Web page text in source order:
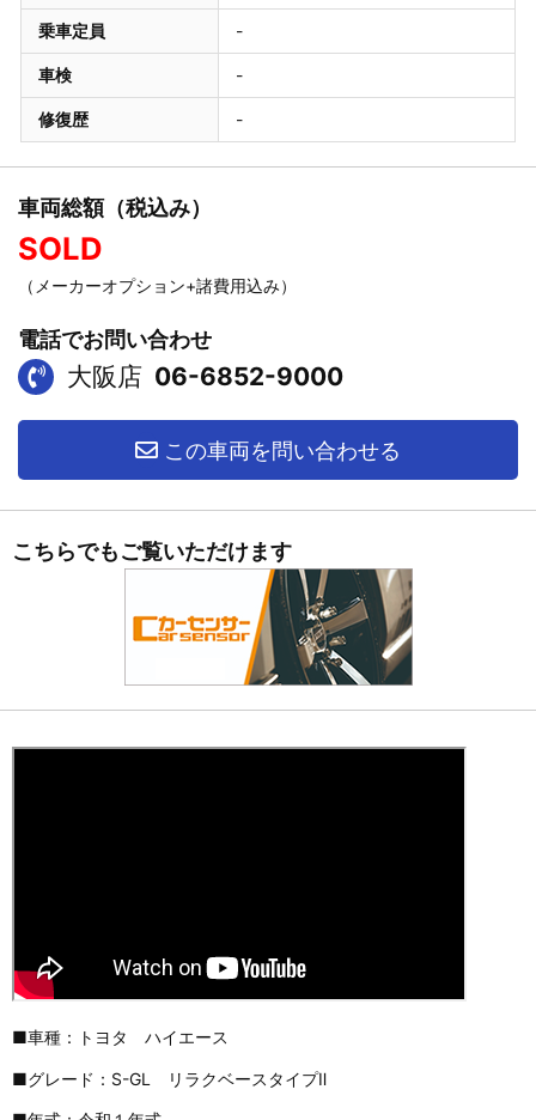
乗車定員 -
車検 -
修復歴 -
車両総額（税込み）
SOLD
（メーカーオプション+諸費用込み）
電話でお問い合わせ
大阪店 06-6852-9000
この車両を問い合わせる
こちらでもご覧いただけます
■車種：トヨタ ハイエース
■グレード：S-GL リラクベースタイプⅡ